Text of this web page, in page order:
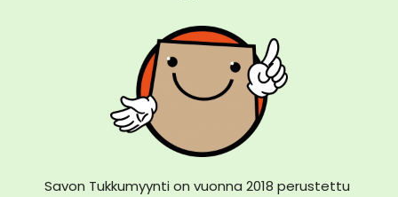
Savon Tukkumyynti on vuonna 2018 perustettu